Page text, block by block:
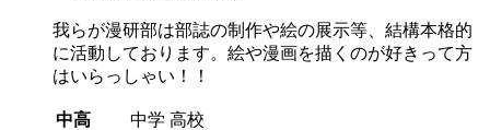
我らが漫研部は部誌の制作や絵の展示等、結構本格的
に活動しております。絵や漫画を描くのが好きって方
はいらっしゃい！！
中高 中学 高校